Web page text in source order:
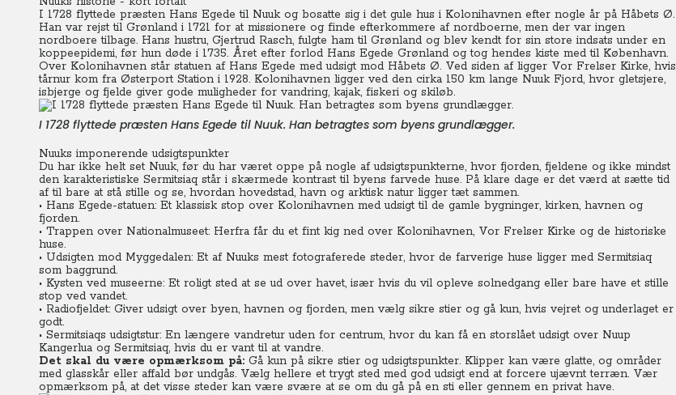
I 1728 flyttede præsten Hans Egede til Nuuk og bosatte sig i det gule hus i Kolonihavnen efter nogle år på Håbets Ø.
Han var rejst til Grønland i 1721 for at missionere og finde efterkommere af nordboerne, men der var ingen
nordboere tilbage. Hans hustru, Gjertrud Rasch, fulgte ham til Grønland og blev kendt for sin store indsats under en
koppeepidemi, før hun døde i 1735. Året efter forlod Hans Egede Grønland og tog hendes kiste med til København.
Over Kolonihavnen står statuen af Hans Egede med udsigt mod Håbets Ø. Ved siden af ligger Vor Frelser Kirke, hvis
tårnur kom fra Østerport Station i 1928. Kolonihavnen ligger ved den cirka 150 km lange Nuuk Fjord, hvor gletsjere,
isbjerge og fjelde giver gode muligheder for vandring, kajak, fiskeri og skiløb.
I 1728 flyttede præsten Hans Egede til Nuuk. Han betragtes som byens grundlægger.
Nuuks imponerende udsigtspunkter
Du har ikke helt set Nuuk, før du har været oppe på nogle af udsigtspunkterne, hvor fjorden, fjeldene og ikke mindst
den karakteristiske Sermitsiaq står i skærmede kontrast til byens farvede huse. På klare dage er det værd at sætte tid
af til bare at stå stille og se, hvordan hovedstad, havn og arktisk natur ligger tæt sammen.
• Hans Egede-statuen: Et klassisk stop over Kolonihavnen med udsigt til de gamle bygninger, kirken, havnen og
fjorden.
• Trappen over Nationalmuseet: Herfra får du et fint kig ned over Kolonihavnen, Vor Frelser Kirke og de historiske
huse.
• Udsigten mod Myggedalen: Et af Nuuks mest fotograferede steder, hvor de farverige huse ligger med Sermitsiaq
som baggrund.
• Kysten ved museerne: Et roligt sted at se ud over havet, især hvis du vil opleve solnedgang eller bare have et stille
stop ved vandet.
• Radiofjeldet: Giver udsigt over byen, havnen og fjorden, men vælg sikre stier og gå kun, hvis vejret og underlaget er
godt.
• Sermitsiaqs udsigtstur: En længere vandretur uden for centrum, hvor du kan få en storslået udsigt over Nuup
Kangerlua og Sermitsiaq, hvis du er vant til at vandre.
Det skal du være opmærksom på: Gå kun på sikre stier og udsigtspunkter. Klipper kan være glatte, og områder
med glasskår eller affald bør undgås. Vælg hellere et trygt sted med god udsigt end at forcere ujævnt terræn. Vær
opmærksom på, at det visse steder kan være svære at se om du gå på en sti eller gennem en privat have.